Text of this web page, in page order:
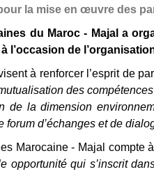
la mise en œuvre des
du Maroc - Majal a
l’occasion de
à renforcer l’esprit de
des
de la dimension
forum d’échanges et de
Marocaine - Majal
opportunité qui s’inscrit